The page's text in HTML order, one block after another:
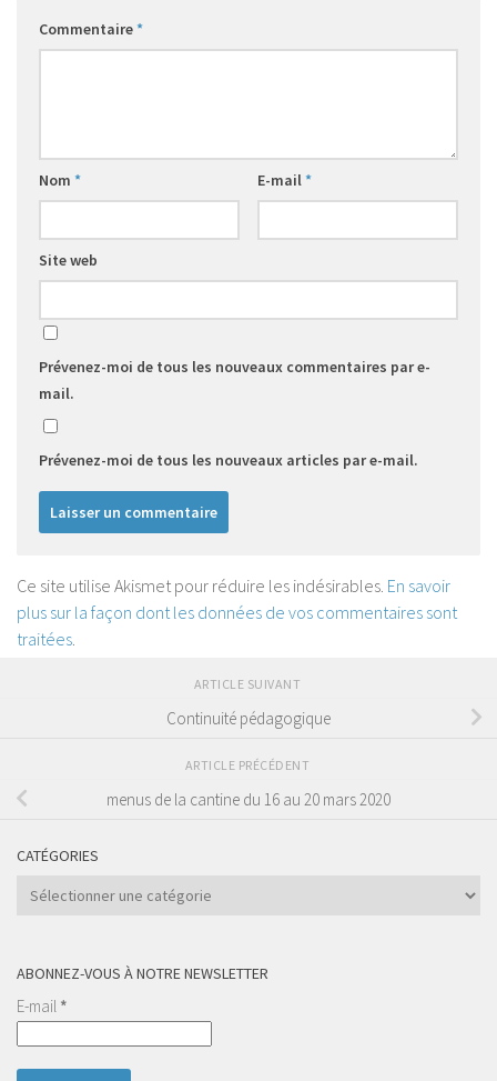
Commentaire*
Nom * E-mail*
Site web
Prévenez-moi de tous les nouveaux commentaires par e-
mail.
Prévenez-moi de tous les nouveaux articles par e-mail.
Ce site utilise Akismet pour réduire les indésirables. En savoir
plus sur la façon dont les données de vos commentaires sont
traitées.
ARTICLE SUIVANT
Continuité pédagogique
ARTICLE PRÉCÉDENT
menus de la cantine du 16 au 20 mars 2020
CATÉGORIES
Catégories
ABONNEZ-VOUS À NOTRE NEWSLETTER
E-mail *